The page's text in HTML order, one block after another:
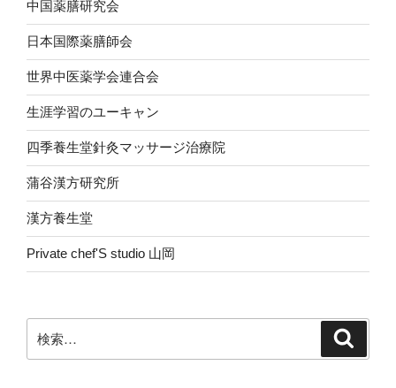
中国薬膳研究会
日本国際薬膳師会
世界中医薬学会連合会
生涯学習のユーキャン
四季養生堂針灸マッサージ治療院
蒲谷漢方研究所
漢方養生堂
Private chef'S studio 山岡
索: